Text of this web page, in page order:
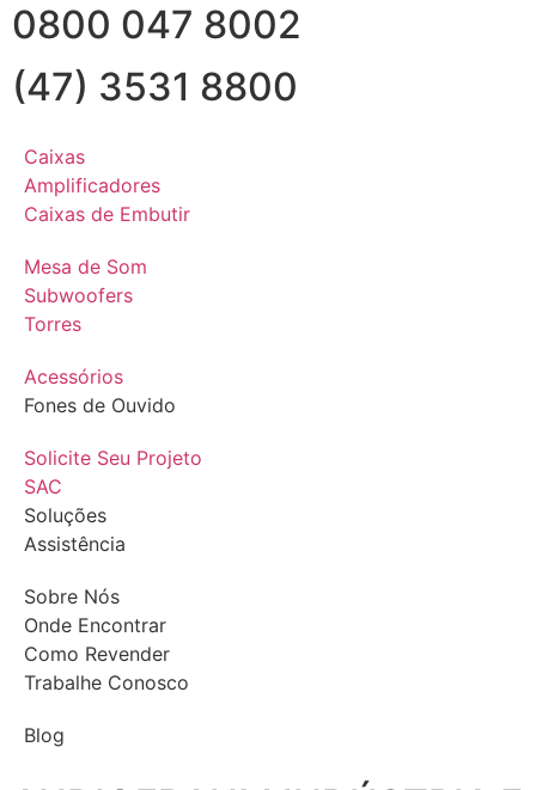
0800 047 8002
(47) 3531 8800
Caixas
Amplificadores
Caixas de Embutir
Mesa de Som
Subwoofers
Torres
Acessórios
Fones de Ouvido
Solicite Seu Projeto
SAC
Soluções
Assistência
Sobre Nós
Onde Encontrar
Como Revender
Trabalhe Conosco
Blog